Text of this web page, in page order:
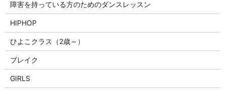
障害を持っている方のためのダンスレッスン
HIPHOP
ひよこクラス（2歳～）
ブレイク
GIRLS